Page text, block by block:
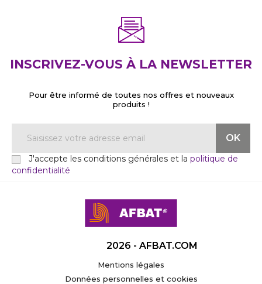
INSCRIVEZ-VOUS À LA NEWSLETTER
Pour être informé de toutes nos offres et nouveaux
produits !
J'accepte les conditions générales et la politique de
confidentialité
2026 - AFBAT.COM
Mentions légales
Données personnelles et cookies